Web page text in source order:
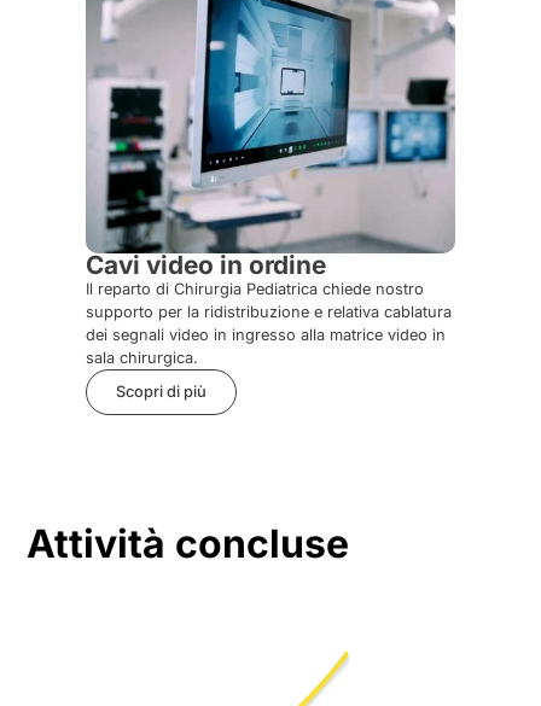
Cavi video in ordine
Il reparto di Chirurgia Pediatrica chiede nostro
supporto per la ridistribuzione e relativa cablatura
dei segnali video in ingresso alla matrice video in
sala chirurgica.
Scopri di più
Attività concluse